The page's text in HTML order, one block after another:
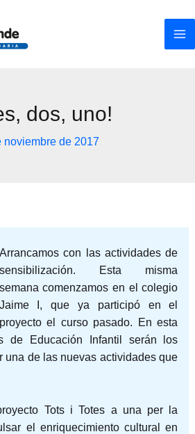
dos, uno!
noviembre de 2017
Arrancamos con las actividades de
sensibilización. Esta misma
semana comenzamos en el colegio
Jaime I, que ya participó en el
proyecto el curso pasado. En esta
de Educación Infantil serán los
una de las nuevas actividades que
Tots i Totes a una per la
el enriquecimiento cultural en